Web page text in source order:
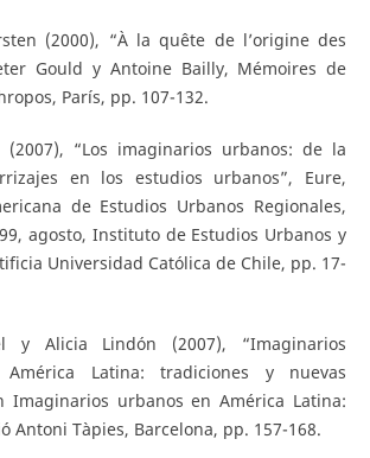
(2000), “À la quête de l’origine des
Gould y Antoine Bailly, Mémoires de
París, pp. 107-132.
(2007), “Los imaginarios urbanos: de la
en los estudios urbanos”, Eure,
de Estudios Urbanos Regionales,
agosto, Instituto de Estudios Urbanos y
Universidad Católica de Chile, pp. 17-
y Alicia Lindón (2007), “Imaginarios
Latina: tradiciones y nuevas
Imaginarios urbanos en América Latina:
Antoni Tàpies, Barcelona, pp. 157-168.